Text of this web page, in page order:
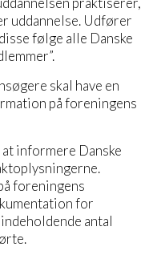
uddannelse. Udfører
følge alle Danske
skal have en
på foreningens
informere Danske
foreningens
for
antal